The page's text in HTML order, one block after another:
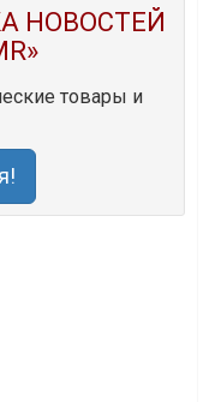
НОВОСТЕЙ
товары и